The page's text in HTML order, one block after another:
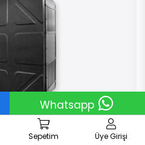
Sepetim Üye Girişi
Whatsapp